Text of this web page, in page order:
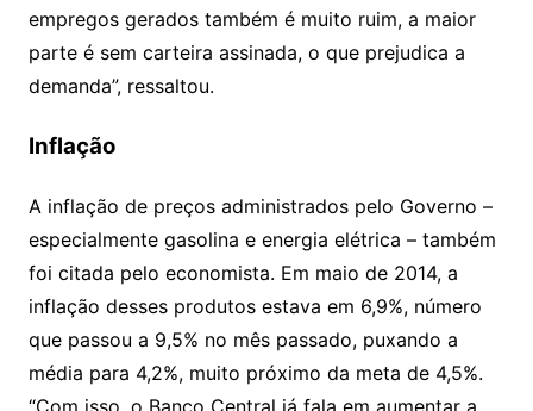
empregos gerados também é muito ruim, a maior
parte é sem carteira assinada, o que prejudica a
demanda”, ressaltou.
Inflação
A inflação de preços administrados pelo Governo –
especialmente gasolina e energia elétrica – também
foi citada pelo economista. Em maio de 2014, a
inflação desses produtos estava em 6,9%, número
que passou a 9,5% no mês passado, puxando a
média para 4,2%, muito próximo da meta de 4,5%.